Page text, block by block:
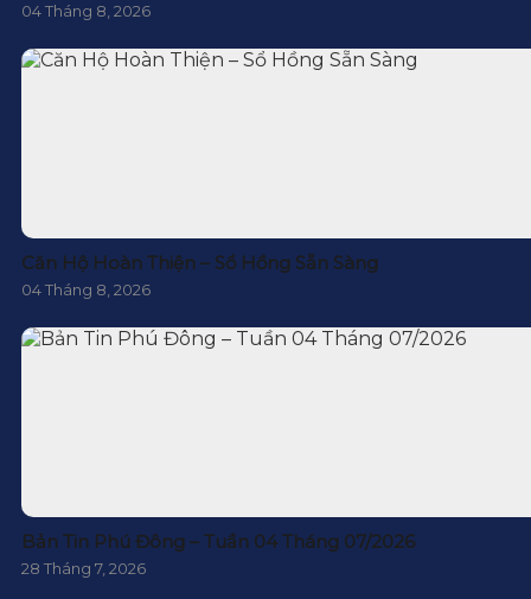
04 Tháng 8, 2026
Căn Hộ Hoàn Thiện – Sổ Hồng Sẵn Sàng
04 Tháng 8, 2026
Bản Tin Phú Đông – Tuần 04 Tháng 07/2026
28 Tháng 7, 2026